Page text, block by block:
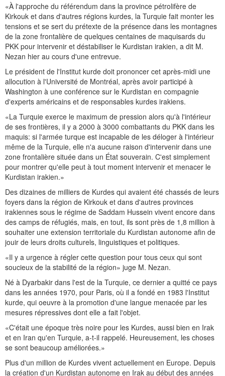
«À l'approche du référendum dans la province pétrolifère de
Kirkouk et dans d'autres régions kurdes, la Turquie fait monter les
tensions et se sert du prétexte de la présence dans les montagnes
de la zone frontalière de quelques centaines de maquisards du
PKK pour intervenir et déstabiliser le Kurdistan irakien, a dit M.
Nezan hier au cours d'une entrevue.
Le président de l'Institut kurde doit prononcer cet après-midi une
allocution à l'Université de Montréal, après avoir participé à
Washington à une conférence sur le Kurdistan en compagnie
d'experts américains et de responsables kurdes irakiens.
«La Turquie exerce le maximum de pression alors qu'à l'intérieur
de ses frontières, il y a 2000 à 3000 combattants du PKK dans les
maquis: si l'armée turque est incapable de les déloger à l'intérieur
même de la Turquie, elle n'a aucune raison d'intervenir dans une
zone frontalière située dans un État souverain. C'est simplement
pour montrer qu'elle peut à tout moment intervenir et menacer le
Kurdistan irakien.»
Des dizaines de milliers de Kurdes qui avaient été chassés de leurs
foyers dans la région de Kirkouk et dans d'autres provinces
irakiennes sous le régime de Saddam Hussein vivent encore dans
des camps de réfugiés, mais, en tout, ils sont près de 1,8 million à
souhaiter une extension territoriale du Kurdistan autonome afin de
jouir de leurs droits culturels, linguistiques et politiques.
«Il y a urgence à régler cette question pour tous ceux qui sont
soucieux de la stabilité de la région» juge M. Nezan.
Né à Dyarbakir dans l'est de la Turquie, ce dernier a quitté ce pays
dans les années 1970, pour Paris, où il a fondé en 1983 l'Institut
kurde, qui oeuvre à la promotion d'une langue menacée par les
mesures répressives dont elle a fait l'objet.
«C'était une époque très noire pour les Kurdes, aussi bien en Irak
et en Iran qu'en Turquie, a-t-il rappelé. Heureusement, les choses
se sont beaucoup améliorées.»
Plus d'un million de Kurdes vivent actuellement en Europe. Depuis
la création d'un Kurdistan autonome en Irak au début des années